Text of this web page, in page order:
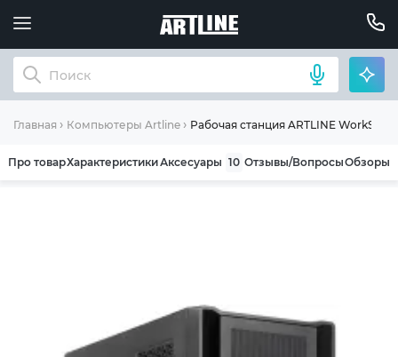
Главная Компьютеры Artline Рабочая станция ARTLINE
Про товарХарактеристикиАксесуары 10 Отзывы/ВопросыОбзоры
ОБЩИЕ УСЛОВИЯ ГАРАНТИИ